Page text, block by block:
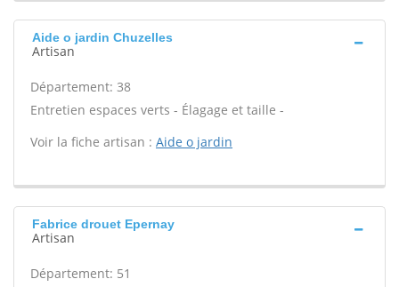
Aide o jardin Chuzelles
Artisan
Département: 38
Entretien espaces verts - Élagage et taille -
Voir la fiche artisan : Aide o jardin
Fabrice drouet Epernay
Artisan
Département: 51